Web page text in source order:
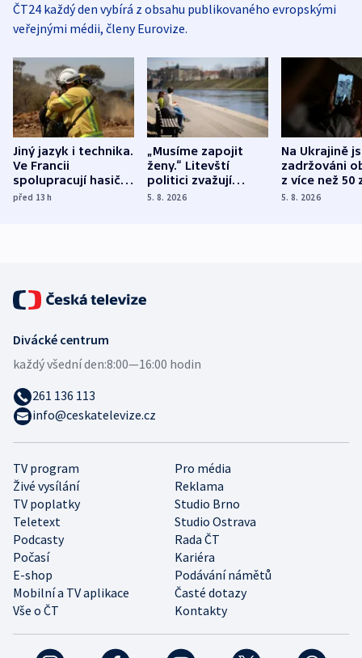
ČT24 každý den vybírá z obsahu publikovaného evropskými
veřejnými médii, členy Eurovize.
Jiný jazyk i technika.
Ve Francii
spolupracují hasiči z
různých zemí
před 13h
„Musíme zapojit
ženy.“ Litevští
politici zvažují
dohodu o
5. 8. 2026
Na Ukrajině
zadržováni
z více než 50
Bojovali na
5. 8. 2026
TV program
Pro média
Živé vysílání
Reklama
TV poplatky
Studio Brno
Teletext
Studio Ostrava
Podcasty
Rada ČT
Počasí
Kariéra
E-shop
Podávání námětů
Mobilní a TV aplikace
Časté dotazy
Vše o ČT
Kontakty
Divácké centrum
každý všední den:8:00—16:00 hodin
261 136 113
info@ceskatelevize.cz